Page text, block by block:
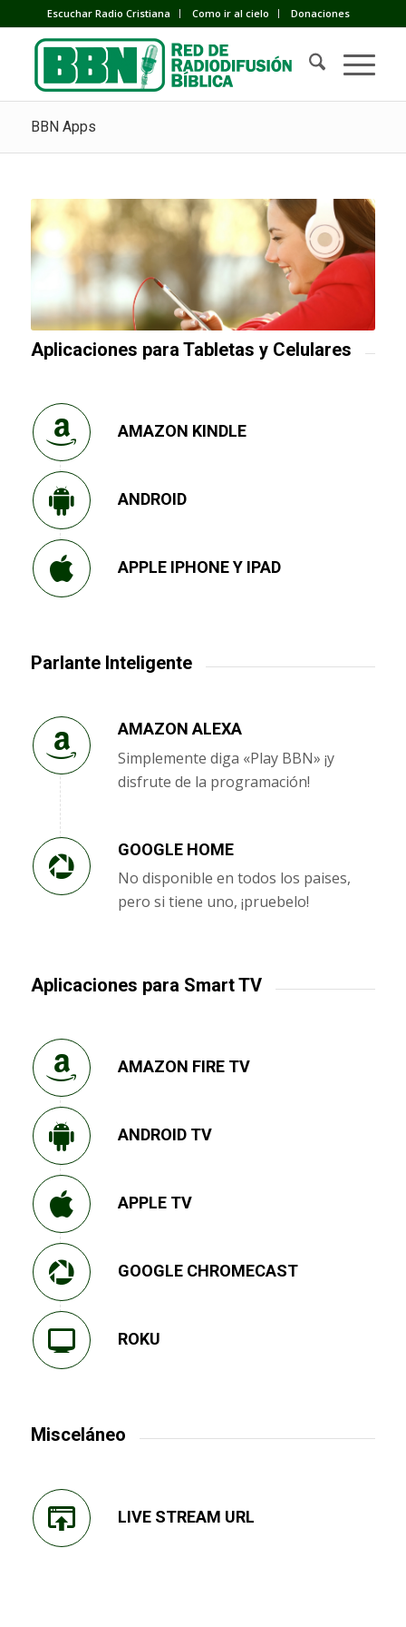
Escuchar Radio Cristiana Como ir al cielo Donaciones
BBN Apps
Aplicaciones para Tabletas y Celulares
AMAZON KINDLE
ANDROID
APPLE IPHONE Y IPAD
Parlante Inteligente
AMAZON ALEXA
Simplemente diga «Play BBN» ¡y
disfrute de la programación!
GOOGLE HOME
No disponible en todos los paises,
pero si tiene uno, ¡pruebelo!
Aplicaciones para Smart TV
AMAZON FIRE TV
ANDROID TV
APPLE TV
GOOGLE CHROMECAST
ROKU
Misceláneo
LIVE STREAM URL